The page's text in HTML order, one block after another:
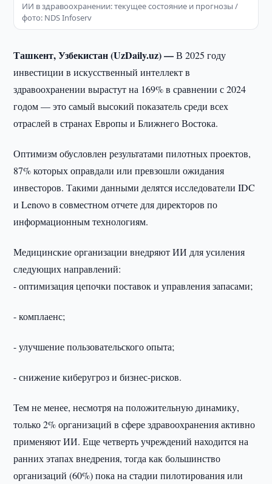
ИИ в здравоохранении: текущее состояние и прогнозы /
фото: NDS Infoserv
Ташкент, Узбекистан (UzDaily.uz) —В 2025 году
инвестиции в искусственный интеллект в
здравоохранении вырастут на 169% в сравнении с 2024
годом — это самый высокий показатель среди всех
отраслей в странах Европы и Ближнего Востока.
Оптимизм обусловлен результатами пилотных проектов,
87% которых оправдали или превзошли ожидания
инвесторов. Такими данными делятся исследователи IDC
и Lenovo в совместном отчете для директоров по
информационным технологиям.
Медицинские организации внедряют ИИ для усиления
следующих направлений:
- оптимизация цепочки поставок и управления запасами;
- комплаенс;
- улучшение пользовательского опыта;
- снижение киберугроз и бизнес-рисков.
Тем не менее, несмотря на положительную динамику,
только 2% организаций в сфере здравоохранения активно
применяют ИИ. Еще четверть учреждений находится на
ранних этапах внедрения, тогда как большинство
организаций (60%) пока на стадии пилотирования или